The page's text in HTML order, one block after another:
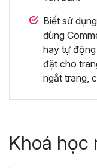
Biết sử
dùng
hay tự
đặt cho
ngắt trang,
Khoá học